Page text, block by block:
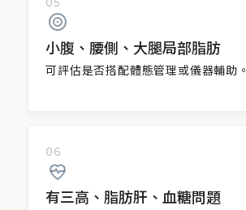
05
小腹、腰側、大腿局部脂肪
可評估是否搭配體態管理或儀器輔助。
06
有三高、脂肪肝、血糖問題